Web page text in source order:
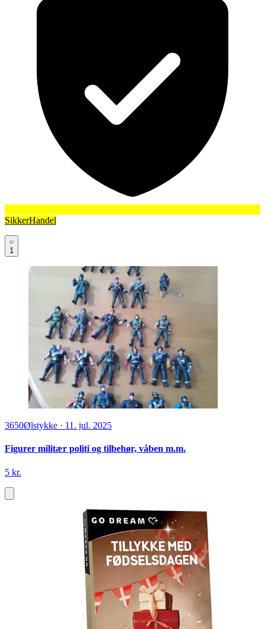
SikkerHandel
1
3650Ølstykke · 11. jul. 2025
Figurer militær politi og tilbehør, våben m.m.
5 kr.